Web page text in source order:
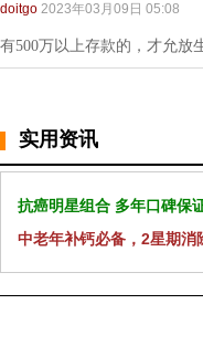
doitgo 2023年03月09日 05:08
有500万以上存款的，才允放
实用资讯
抗癌明星组合 多年口碑保
中老年补钙必备，2星期